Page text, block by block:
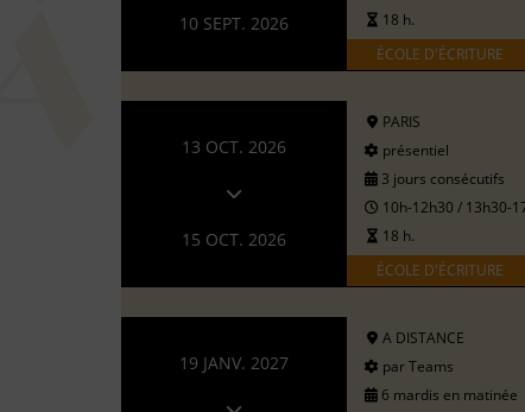
10 SEPT. 2026
18 h.
ÉCOLE D'ÉCRITURE
13 OCT. 2026
15 OCT. 2026
PARIS
présentiel
3 jours consécutifs
10h-12h30 / 13h30-
18 h.
ÉCOLE D'ÉCRITURE
19 JANV. 2027
A DISTANCE
par Teams
6 mardis en matinée